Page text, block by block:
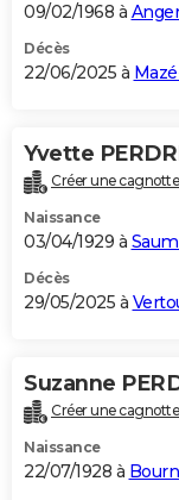
09/02/1968 à
Décès
22/06/2025 à
Yvette
Créer une
Naissance
03/04/1929 à
Décès
29/05/2025 à
Suzanne
Créer une
Naissance
22/07/1928 à